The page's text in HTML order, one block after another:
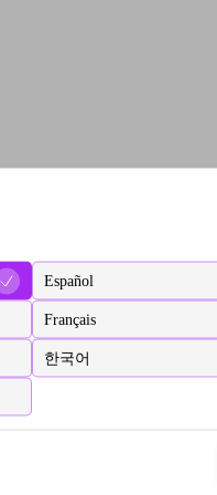
Español
Français
한국어